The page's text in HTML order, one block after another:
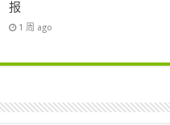
报
1 周 ago